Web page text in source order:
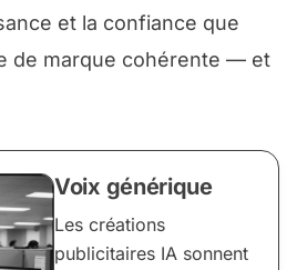
et la confiance que
de marque cohérente — et
Voix générique
Les créations
publicitaires IA sonnent